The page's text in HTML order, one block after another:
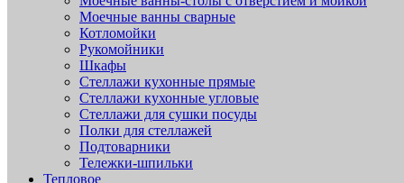
Моечные ванны сварные
Котломойки
Рукомойники
Шкафы
Стеллажи кухонные прямые
Стеллажи кухонные угловые
Стеллажи для сушки посуды
Полки для стеллажей
Подтоварники
Тележки-шпильки
Тепловое